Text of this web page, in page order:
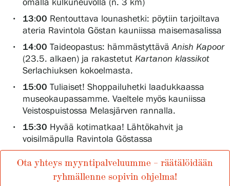
omalla kulkuneuvolla (n. 3 km)
13:00 Rentouttava lounashetki: pöytiin tarjoiltava
ateria Ravintola Göstan kauniissa maisemasalissa
14:00 Taideopastus: hämmästyttäväAnish Kapoor
(23.5. alkaen) ja rakastetut Kartanon klassikot
Serlachiuksen kokoelmasta.
15:00 Tuliaiset! Shoppailuhetki laadukkaassa
museokaupassamme. Vaeltele myös kauniissa
Veistospuistossa Melasjärven rannalla.
15:30 Hyvää kotimatkaa! Lähtökahvit ja
voisilmäpulla Ravintola Göstassa
Ota yhteys myyntipalveluumme – räätälöidään
ryhmällenne sopivin ohjelma!